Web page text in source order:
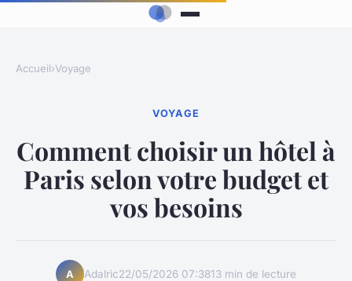
Accueil›Voyage
VOYAGE
Comment choisir un hôtel à
Paris selon votre budget et
vos besoins
A Adalric22/05/2026 07:3813 min de lecture